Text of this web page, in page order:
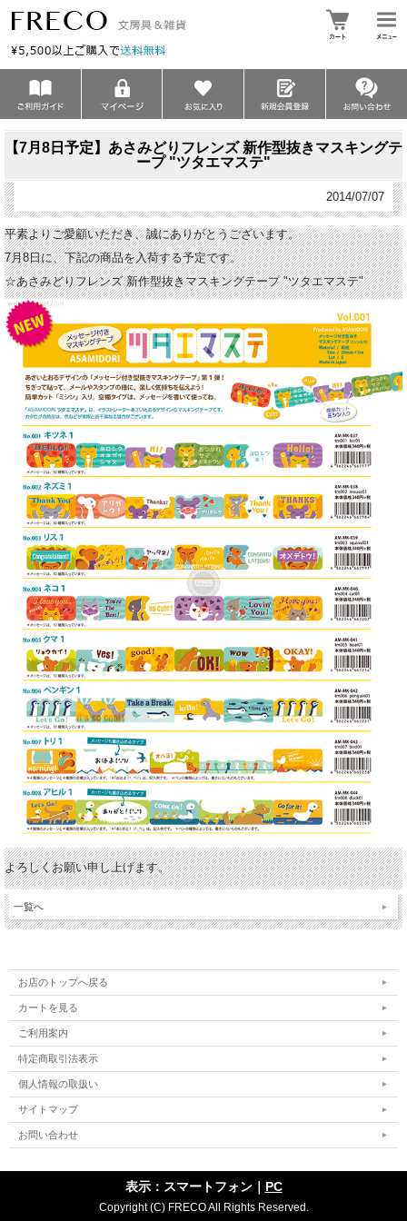
【7月8日予定】あさみどりフレンズ 新作型抜きマスキングテ
ープ "ツタエマステ"
2014/07/07
平素よりご愛顧いただき、誠にありがとうございます。
7月8日に、下記の商品を入荷する予定です。
☆あさみどりフレンズ 新作型抜きマスキングテープ "ツタエマステ"
よろしくお願い申し上げます。
一覧へ
お店のトップへ戻る
カートを見る
ご利用案内
特定商取引法表示
個人情報の取扱い
サイトマップ
お問い合わせ
表示：スマートフォン｜ PC
Copyright (C) FRECO All Rights Reserved.